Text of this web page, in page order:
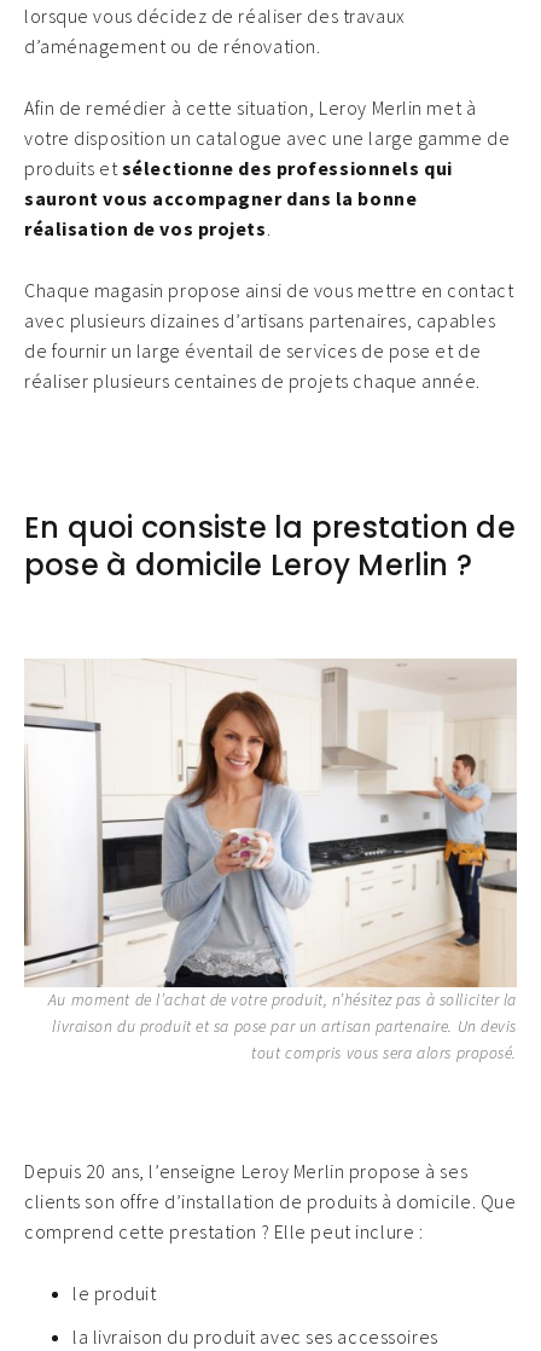
lorsque vous décidez de réaliser des travaux
d’aménagement ou de rénovation.
Afin de remédier à cette situation, Leroy Merlin met à
votre disposition un catalogue avec une large gamme de
produits etsélectionne des professionnels qui
sauront vous accompagner dans la bonne
réalisation de vos projets.
Chaque magasin propose ainsi de vous mettre en contact
avec plusieurs dizaines d’artisans partenaires, capables
de fournir un large éventail de services de pose et de
réaliser plusieurs centaines de projets chaque année.
En quoi consiste la prestation de
pose à domicile Leroy Merlin ?
Au moment de l’achat de votre produit, n’hésitez pas à solliciter la
livraison du produit et sa pose par un artisan partenaire. Un devis
tout compris vous sera alors proposé.
Depuis 20 ans, l’enseigne Leroy Merlin propose à ses
clients son offre d’installation de produits à domicile. Que
comprend cette prestation ? Elle peut inclure :
le produit
la livraison du produit avec ses accessoires